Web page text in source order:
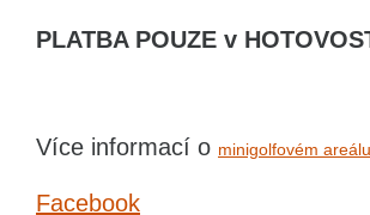
PLATBA POUZE v
Více informací o minigolfovém areálu
Facebook